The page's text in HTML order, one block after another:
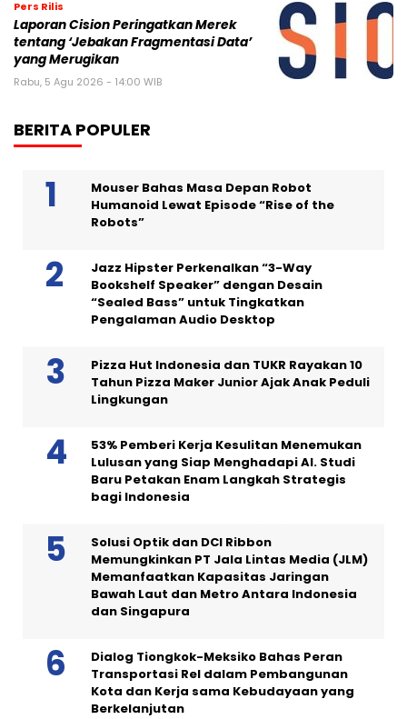
Pers Rilis
Laporan Cision Peringatkan Merek
tentang ‘Jebakan Fragmentasi Data’
yang Merugikan
Rabu, 5 Agu 2026 - 14:00 WIB
BERITA POPULER
Mouser Bahas Masa Depan Robot
Humanoid Lewat Episode “Rise of the
Robots”
Jazz Hipster Perkenalkan “3-Way
Bookshelf Speaker” dengan Desain
“Sealed Bass” untuk Tingkatkan
Pengalaman Audio Desktop
Pizza Hut Indonesia dan TUKR Rayakan 10
Tahun Pizza Maker Junior Ajak Anak Peduli
Lingkungan
53% Pemberi Kerja Kesulitan Menemukan
Lulusan yang Siap Menghadapi AI. Studi
Baru Petakan Enam Langkah Strategis
bagi Indonesia
Solusi Optik dan DCI Ribbon
Memungkinkan PT Jala Lintas Media (JLM)
Memanfaatkan Kapasitas Jaringan
Bawah Laut dan Metro Antara Indonesia
dan Singapura
Dialog Tiongkok-Meksiko Bahas Peran
Transportasi Rel dalam Pembangunan
Kota dan Kerja sama Kebudayaan yang
Berkelanjutan